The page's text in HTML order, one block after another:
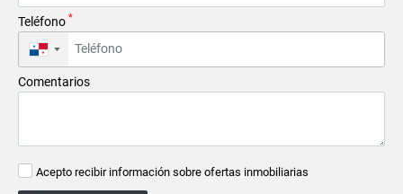
Teléfono *
▼
Comentarios
Acepto recibir información sobre ofertas inmobiliarias